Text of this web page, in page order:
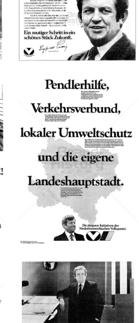
ÖVP -
Volkspartei
ÖVP -
Österreichische
Volkspartei
1982
Bild-ID: 47779
ÖVP -
Österreichische
Volkspartei
ÖVP -
Österreichische
Volkspartei
1984 Bild-ID: 47738